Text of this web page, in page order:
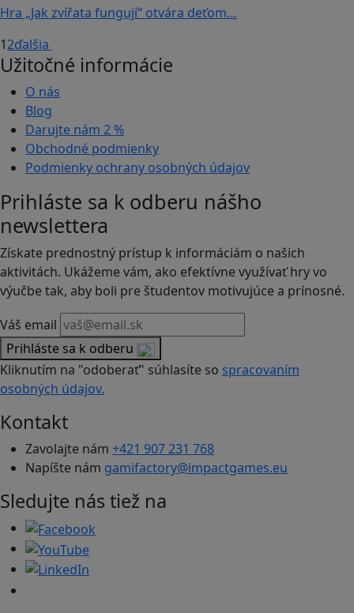
Hra „Jak zvířata fungují“ otvára deťom…
12ďalšia
Užitočné informácie
O nás
Blog
Darujte nám 2 %
Obchodné podmienky
Podmienky ochrany osobných údajov
Prihláste sa k odberu nášho
newslettera
Získate prednostný prístup k informáciám o našich
aktivitách. Ukážeme vám, ako efektívne využívať hry vo
výučbe tak, aby boli pre študentov motivujúce a prínosné.
Váš email
Prihláste sa k odberu
Kliknutím na "odoberať" súhlasíte so spracovaním
osobných údajov.
Kontakt
Zavolajte nám +421 907 231 768
Napíšte nám gamifactory@impactgames.eu
Sledujte nás tiež na